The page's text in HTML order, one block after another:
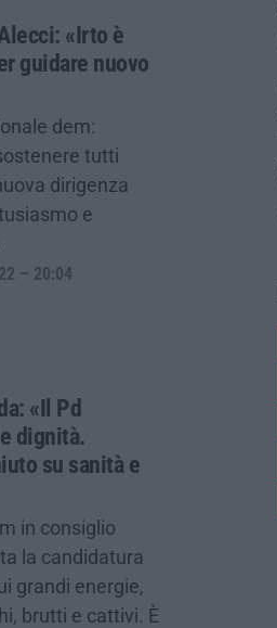
«Irto è
guidare nuovo
dem:
tutti
dirigenza
e
– 20:04
«Il Pd
dignità.
su sanità e
in consiglio
la candidatura
grandi energie,
brutti e cattivi. È